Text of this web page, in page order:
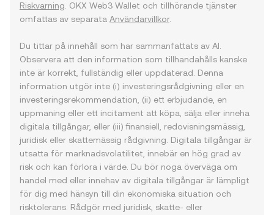
Riskvarning . OKX Web3 Wallet och tillhörande tjänster
omfattas av separata Användarvillkor.
Du tittar på innehåll som har sammanfattats av AI.
Observera att den information som tillhandahålls kanske
inte är korrekt, fullständig eller uppdaterad. Denna
information utgör inte (i) investeringsrådgivning eller en
investeringsrekommendation, (ii) ett erbjudande, en
uppmaning eller ett incitament att köpa, sälja eller inneha
digitala tillgångar, eller (iii) finansiell, redovisningsmässig,
juridisk eller skattemässig rådgivning. Digitala tillgångar är
utsatta för marknadsvolatilitet, innebär en hög grad av
risk och kan förlora i värde. Du bör noga överväga om
handel med eller innehav av digitala tillgångar är lämpligt
för dig med hänsyn till din ekonomiska situation och
risktolerans. Rådgör med juridisk, skatte- eller